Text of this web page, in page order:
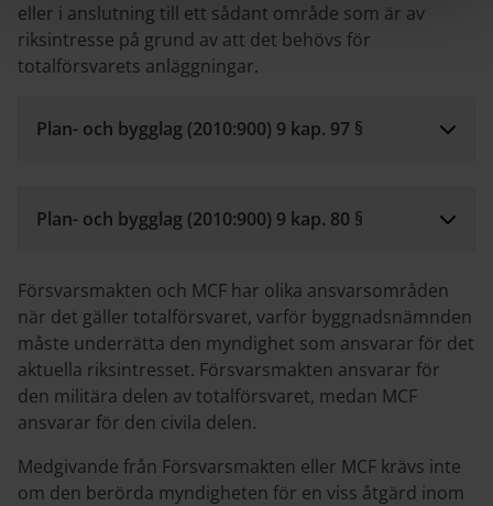
eller i anslutning till ett sådant område som är av
riksintresse på grund av att det behövs för
totalförsvarets anläggningar.
Plan- och bygglag (2010:900) 9 kap. 97 §
Plan- och bygglag (2010:900) 9 kap. 80 §
Försvarsmakten och MCF har olika ansvarsområden
när det gäller totalförsvaret, varför byggnadsnämnden
måste underrätta den myndighet som ansvarar för det
aktuella riksintresset. Försvarsmakten ansvarar för
den militära delen av totalförsvaret, medan MCF
ansvarar för den civila delen.
Medgivande från Försvarsmakten eller MCF krävs inte
om den berörda myndigheten för en viss åtgärd inom